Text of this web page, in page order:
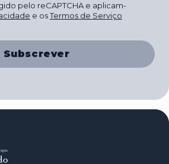
pelo reCAPTCHA e aplicam-
e osTermos de Serviço
Subscrever